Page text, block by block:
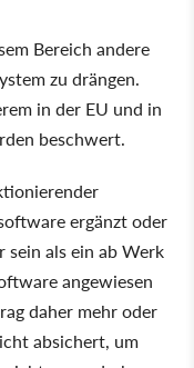
Bereich andere
zu drängen.
in der EU und in
beschwert.
ergänzt oder
als ein ab Werk
angewiesen
daher mehr oder
absichert, um